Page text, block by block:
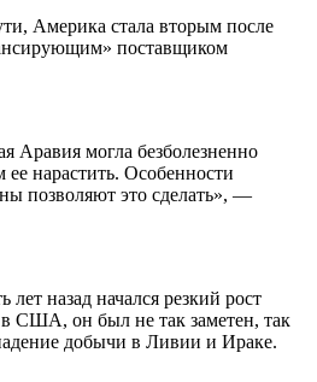
Америка стала вторым после
поставщиком
Аравия могла безболезненно
ее нарастить. Особенности
позволяют это сделать», —
лет назад начался резкий рост
США, он был не так заметен, так
добычи в Ливии и Ираке.